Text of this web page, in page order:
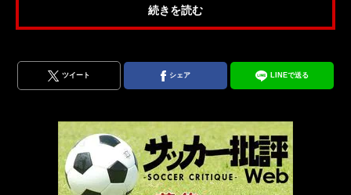
続きを読む
ツイート シェア LINEで送る